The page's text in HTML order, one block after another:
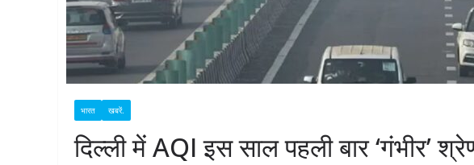
भारत खबरें.
दिल्ली में AQI इस साल पहली बार ‘गंभीर’